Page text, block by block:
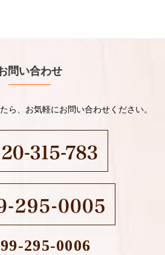
問い合わせ
ら、お気軽にお問い合わせください。
295-0006